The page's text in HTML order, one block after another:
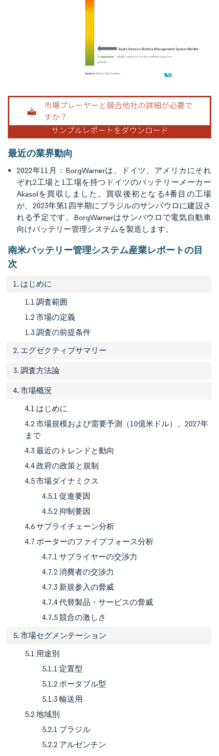
画像 © Mordor Intelligence。再利用にはCC BY 4.0の表示が必要です。
最近の業界動向
2022年11月：BorgWarnerは、ドイツ、アメリカにそれ
ぞれ2工場と1工場を持つドイツのバッテリーメーカー
Akasolを買収しました。買収後初となる4番目の工場
が、2023年第1四半期にブラジルのサンパウロに建設さ
れる予定です。BorgWarnerはサンパウロで電気自動車
向けバッテリー管理システムを製造します。
南米バッテリー管理システム産業レポートの目
次
1. はじめに
1.1 調査範囲
1.2 市場の定義
1.3 調査の前提条件
2. エグゼクティブサマリー
3. 調査方法論
4. 市場概況
4.1 はじめに
4.2 市場規模および需要予測（10億米ドル）、2027年
まで
4.3 最近のトレンドと動向
4.4 政府の政策と規制
4.5 市場ダイナミクス
4.5.1 促進要因
4.5.2 抑制要因
4.6 サプライチェーン分析
4.7 ポーターのファイブフォース分析
4.7.1 サプライヤーの交渉力
4.7.2 消費者の交渉力
4.7.3 新規参入の脅威
4.7.4 代替製品・サービスの脅威
4.7.5 競合の激しさ
5. 市場セグメンテーション
5.1 用途別
5.1.1 定置型
5.1.2 ポータブル型
5.1.3 輸送用
5.2 地域別
5.2.1 ブラジル
5.2.2 アルゼンチン